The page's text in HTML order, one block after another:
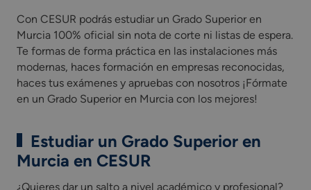
Con CESUR podrás estudiar un Grado Superior en
Murcia 100% oficial sin nota de corte ni listas de espera.
Te formas de forma práctica en las instalaciones más
modernas, haces formación en empresas reconocidas,
haces tus exámenes y apruebas con nosotros ¡Fórmate
en un Grado Superior en Murcia con los mejores!
Estudiar un Grado Superior en
Murcia en CESUR
¿Quieres dar un salto a nivel académico y profesional?